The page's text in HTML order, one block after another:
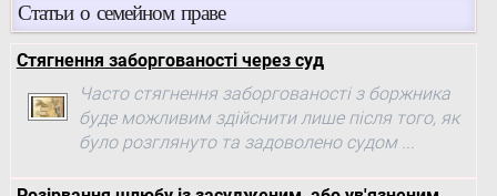
Статьи о семейном праве
Стягнення заборгованості через суд
Часто стягнення заборгованості з боржника
буде можливим здійснити лише після того, як
було розглянуто та задоволено судом ...